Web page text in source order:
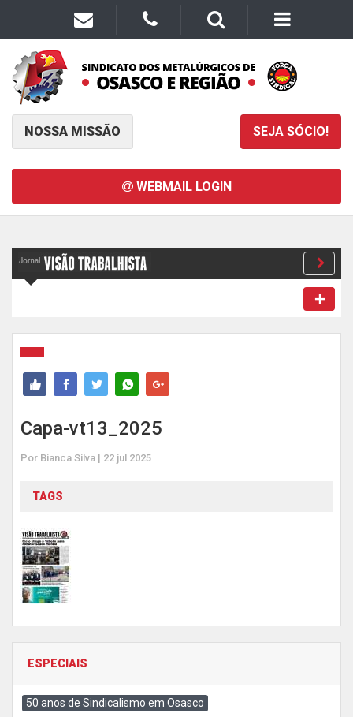
NOSSA MISSÃO SEJA SÓCIO!
WEBMAIL LOGIN
Capa-vt13_2025
Por Bianca Silva | 22 jul 2025
TAGS
ESPECIAIS
50 anos de Sindicalismo em Osasco